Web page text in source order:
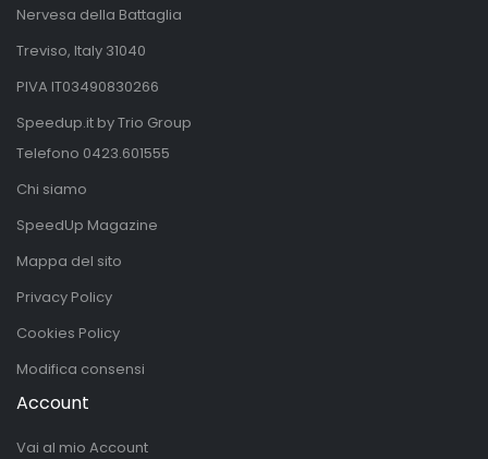
Nervesa della Battaglia
Treviso, Italy 31040
PIVA IT03490830266
Speedup.it by Trio Group
Telefono 0423.601555
Chi siamo
SpeedUp Magazine
Mappa del sito
Privacy Policy
Cookies Policy
Modifica consensi
Account
Vai al mio Account